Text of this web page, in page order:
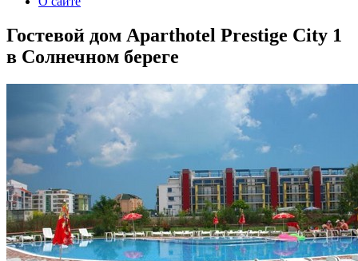
Гостевой дом Aparthotel Prestige City 1
в Солнечном береге